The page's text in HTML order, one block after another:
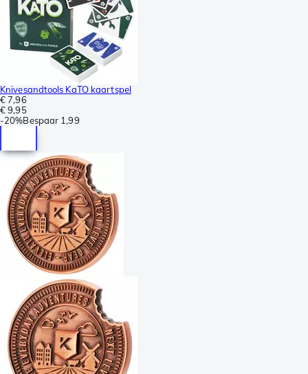
Knivesandtools KaTO kaartspel
€ 7,96
€ 9,95
-20%Bespaar 1,99